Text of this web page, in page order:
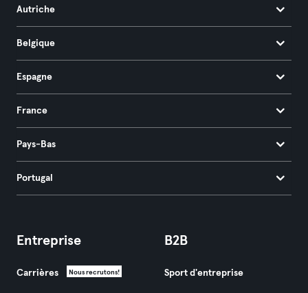
Autriche
Belgique
Espagne
France
Pays-Bas
Portugal
Entreprise
Carrières Nous recrutons!
B2B
Sport d'entreprise